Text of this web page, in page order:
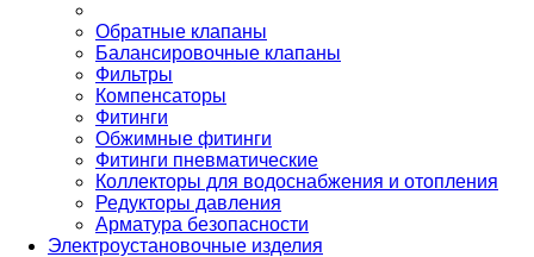
Обратные клапаны
Балансировочные клапаны
Фильтры
Компенсаторы
Фитинги
Обжимные фитинги
Фитинги пневматические
Коллекторы для водоснабжения и отопления
Редукторы давления
Арматура безопасности
Электроустановочные изделия